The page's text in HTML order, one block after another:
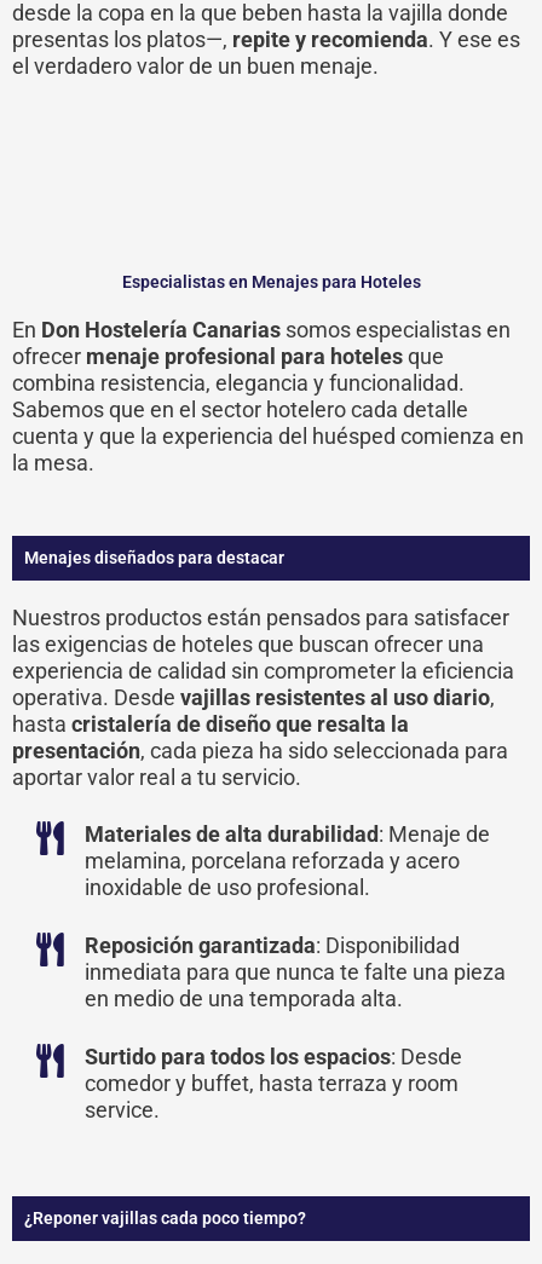
desde la copa en la que beben hasta la vajilla donde
presentas los platos—, repite y recomienda. Y ese es
el verdadero valor de un buen menaje.
Especialistas en Menajes para Hoteles
En Don Hostelería Canarias somos especialistas en
ofrecer menaje profesional para hotelesque
combina resistencia, elegancia y funcionalidad.
Sabemos que en el sector hotelero cada detalle
cuenta y que la experiencia del huésped comienza en
la mesa.
Menajes diseñados para destacar
Nuestros productos están pensados para satisfacer
las exigencias de hoteles que buscan ofrecer una
experiencia de calidad sin comprometer la eficiencia
operativa. Desde vajillas resistentes al uso diario,
hasta cristalería de diseño que resalta la
presentación, cada pieza ha sido seleccionada para
aportar valor real a tu servicio.
Materiales de alta durabilidad: Menaje de
melamina, porcelana reforzada y acero
inoxidable de uso profesional.
Reposición garantizada: Disponibilidad
inmediata para que nunca te falte una pieza
en medio de una temporada alta.
Surtido para todos los espacios: Desde
comedor y buffet, hasta terraza y room
service.
¿Reponer vajillas cada poco tiempo?